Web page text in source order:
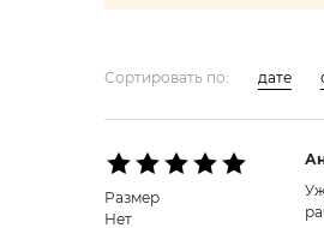
Сортировать по: дате
Размер
Нет